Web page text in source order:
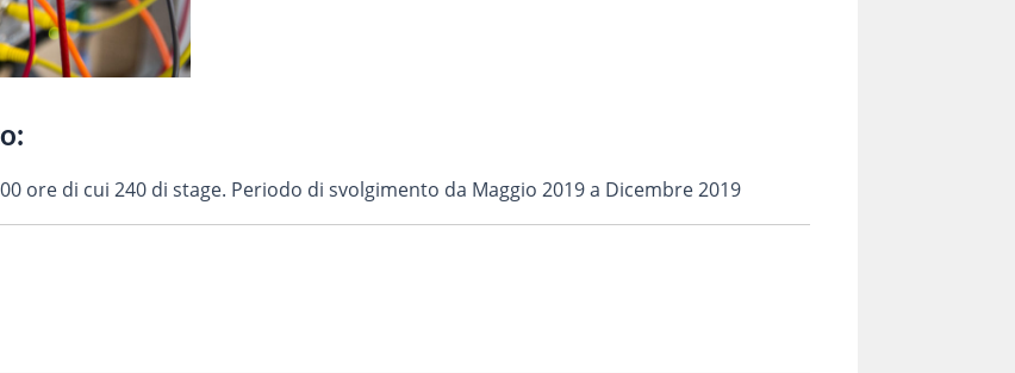
ore di cui 240 di stage. Periodo di svolgimento da Maggio 2019 a Dicembre 2019